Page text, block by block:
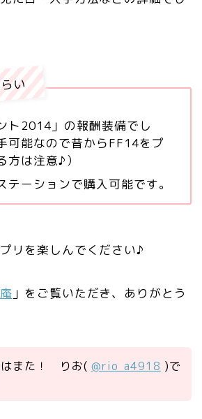
い
ト2014」の報酬装備でし
可能なので昔からFF14をプ
方は注意♪）
テーションで購入可能です。
リを楽しんでください♪
」をご覧いただき、ありがとう
はまた！ りお( @rio_a4918 )で